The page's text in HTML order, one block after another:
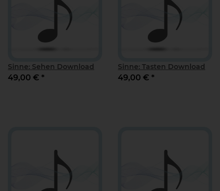
Sinne: Sehen Download
49,00 € *
Sinne: Tasten Download
49,00 € *